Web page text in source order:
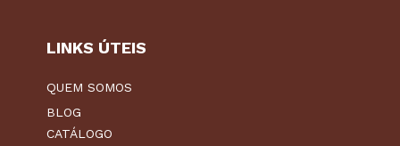
LINKS ÚTEIS
QUEM SOMOS
BLOG
CATÁLOGO